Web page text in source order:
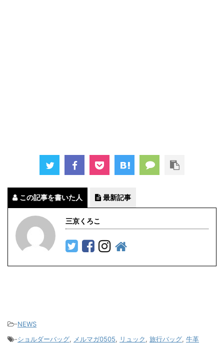
この記事を書いた人 最新記事
三京くろこ
-NEWS
-ショルダーバッグ, メルマガ0505, リュック, 旅行バッグ, 牛革